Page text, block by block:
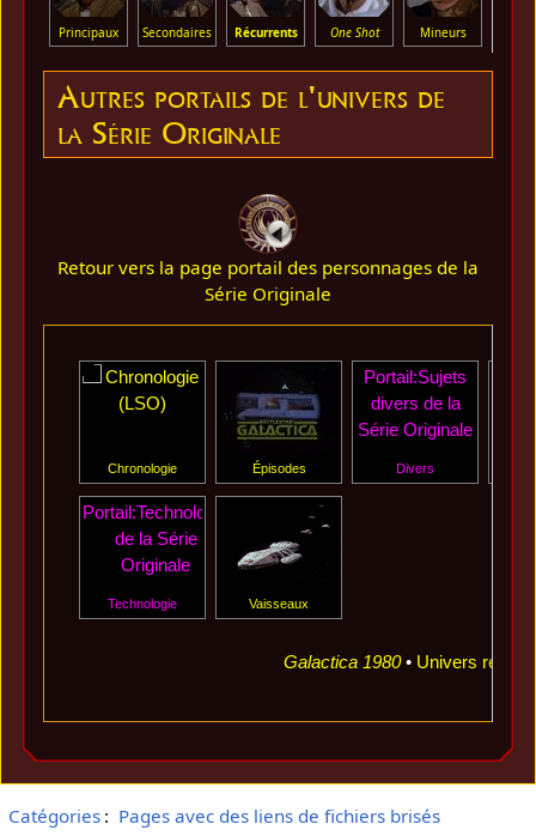
Principaux Secondaires Récurrents One Shot Mineurs
Autres portails de l'univers de
la Série Originale
Retour vers la page portail des personnages de la
Série Originale
Chronologie Épisodes
Portail:Sujets
divers de la
Série Originale
Divers
Portail:Technologie
de la Série
Originale
Technologie Vaisseaux
Galactica 1980• Univers
Catégories: Pages avec des liens de fichiers brisés